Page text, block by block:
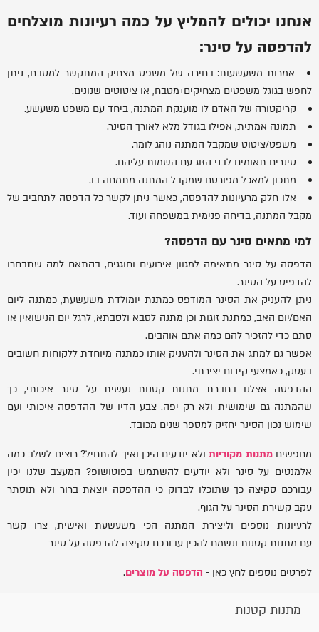
אנחנו יכולים להמליץ על כמה רעיונות מוצלחים
להדפסה על סינר:
אמרות משעשעות: בחירה של משפט מצחיק המתקשר למטבח, ניתן
לחפש בגוגל משפטים מצחיקים+מטבח, או ציטוטים שנונים.
קריקטורה של האדם לו מוענקת המתנה, ביחד עם משפט משעשע.
תמונה אמתית, אפילו בגודל מלא לאורך הסינר.
משפט/ציטוט שמקבל המתנה נוהג לומר.
סינרים תאומים לבני הזוג עם השמות עליהם.
מתכון למאכל מפורסם שמקבל המתנה מתמחה בו.
אלו חלק מרעיונות להדפסה, כאשר ניתן לקשר כל הדפסה לתחביב של
מקבל המתנה, בדיחה פנימית במשפחה ועוד.
למי מתאים סינר עם הדפסה?
הדפסה על סינר מתאימה למגוון אירועים וחוגגים, בהתאם למה שתבחרו
להדפיס על הסינר.
ניתן להעניק את הסינר המודפס כמתנת יומולדת משעשעת, כמתנה ליום
האם/יום האב, כמתנת זוגות וכן מתנה לסבא ולסבתא, לרגל יום הנישואין או
סתם כדי להזכיר להם כמה אתם אוהבים.
אפשר גם למתג את הסינר ולהעניק אותו כמתנה מיוחדת ללקוחות חשובים
בעסק, כאמצעי קידום יצירתי.
ההדפסה אצלנו בחברת מתנות קטנות נעשית על סינר איכותי, כך
שהמתנה גם שימושית ולא רק יפה. צבע הדיו של ההדפסה איכותי ועם
שימוש נכון הסינר יחזיק למספר שנים מכובד.
מחפשיםמתנות מקוריותולא יודעים היכן ואיך להתחיל? רוצים לשלב כמה
אלמנטים על סינר ולא יודעים להשתמש בפוטושופ? המעצב שלנו יכין
עבורכם סקיצה כך שתוכלו לבדוק כי ההדפסה יוצאת ברור ולא תוסתר
עקב קשירת הסינר על הגוף.
לרעיונות נוספים וליצירת המתנה הכי משעשעת ואישית, צרו קשר
עם מתנות קטנות ונשמח להכין עבורכם סקיצה להדפסה על סינר
לפרטים נוספים לחץ כאן - הדפסה על מוצרים.
מתנות קטנות